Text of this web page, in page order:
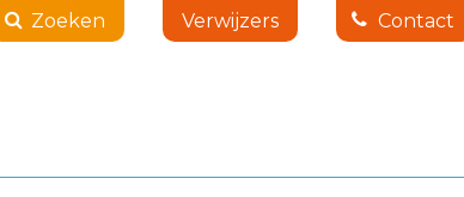
Zoeken Verwijzers Contact